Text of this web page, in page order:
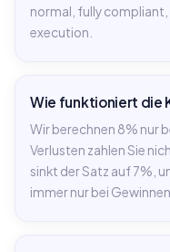
normal, fully
execution.
Wie funktioniert die
Wir berechnen 8% nur
Verlusten zahlen Sie
sinkt der Satz auf 7%,
immer nur bei Gewinnen.